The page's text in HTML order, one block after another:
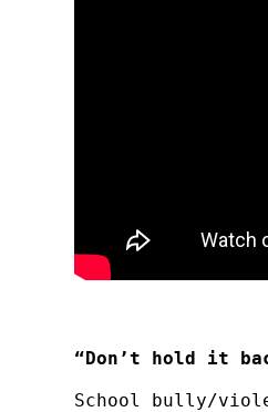
“Don’t hold it
School bully/